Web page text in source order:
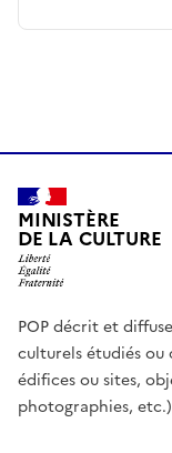
MINISTÈRE
DE LA CULTURE
POP décrit et
culturels étudiés ou
édifices ou sites,
photographies, etc.)